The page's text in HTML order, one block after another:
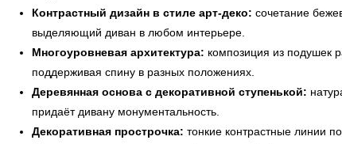
Контрастный дизайн в стиле арт-деко: сочетание
выделяющий диван в любом интерьере.
Многоуровневая архитектура: композиция из подушек
поддерживая спину в разных положениях.
Деревянная основа с декоративной ступенькой:
придаёт дивану монументальность.
Декоративная прострочка: тонкие контрастные линии